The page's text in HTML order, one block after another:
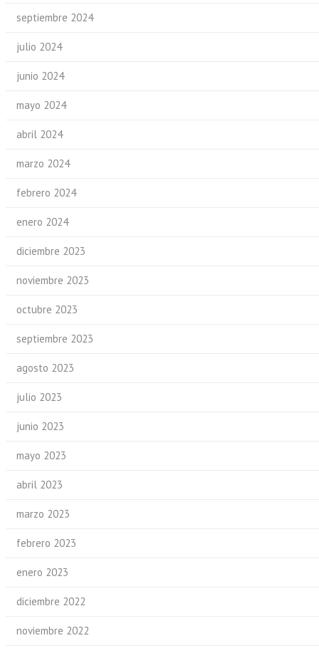
septiembre 2024
julio 2024
junio 2024
mayo 2024
abril 2024
marzo 2024
febrero 2024
enero 2024
diciembre 2023
noviembre 2023
octubre 2023
septiembre 2023
agosto 2023
julio 2023
junio 2023
mayo 2023
abril 2023
marzo 2023
febrero 2023
enero 2023
diciembre 2022
noviembre 2022